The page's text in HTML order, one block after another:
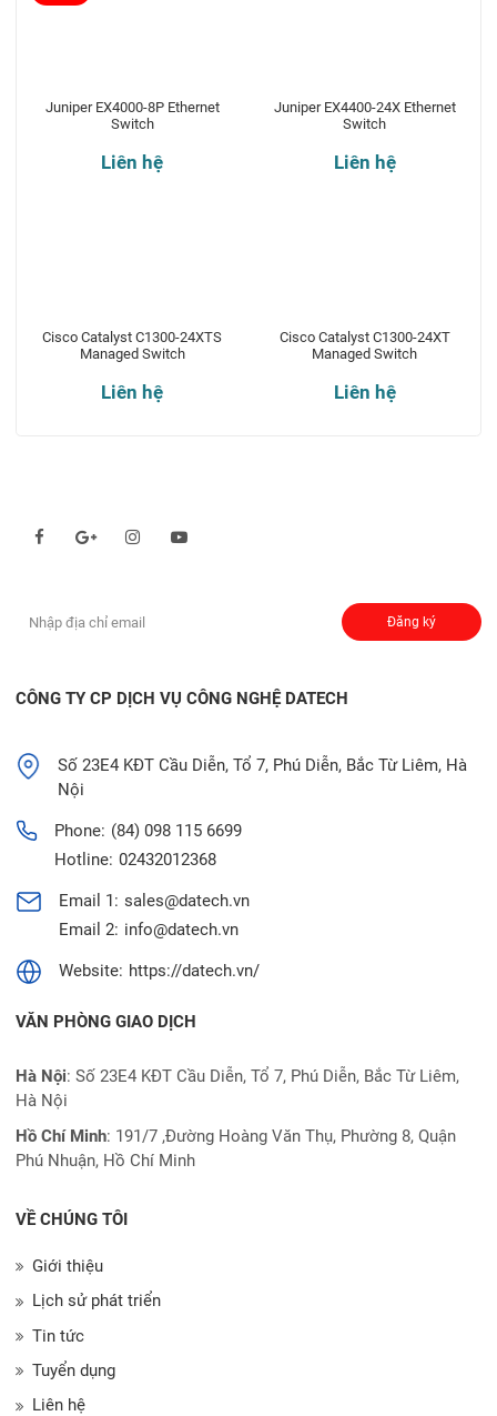
Juniper EX4000-8P Ethernet
Switch
Liên hệ
Juniper EX4400-24X Ethernet
Switch
Liên hệ
Cisco Catalyst C1300-24XTS
Managed Switch
Liên hệ
Cisco Catalyst C1300-24XT
Managed Switch
Liên hệ
Đăng ký
CÔNG TY CP DỊCH VỤ CÔNG NGHỆ DATECH
Số 23E4 KĐT Cầu Diễn, Tổ 7, Phú Diễn, Bắc Từ Liêm, Hà
Nội
Phone: (84) 098 115 6699
Hotline: 02432012368
Email 1: sales@datech.vn
Email 2: info@datech.vn
Website: https://datech.vn/
VĂN PHÒNG GIAO DỊCH
Hà Nội: Số 23E4 KĐT Cầu Diễn, Tổ 7, Phú Diễn, Bắc Từ Liêm,
Hà Nội
Hồ Chí Minh: 191/7 ,Đường Hoàng Văn Thụ, Phường 8, Quận
Phú Nhuận, Hồ Chí Minh
VỀ CHÚNG TÔI
Giới thiệu
Lịch sử phát triển
Tin tức
Tuyển dụng
Liên hệ